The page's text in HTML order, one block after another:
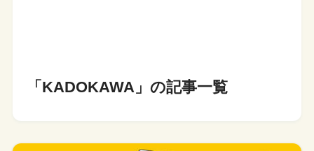
「KADOKAWA」の記事一覧